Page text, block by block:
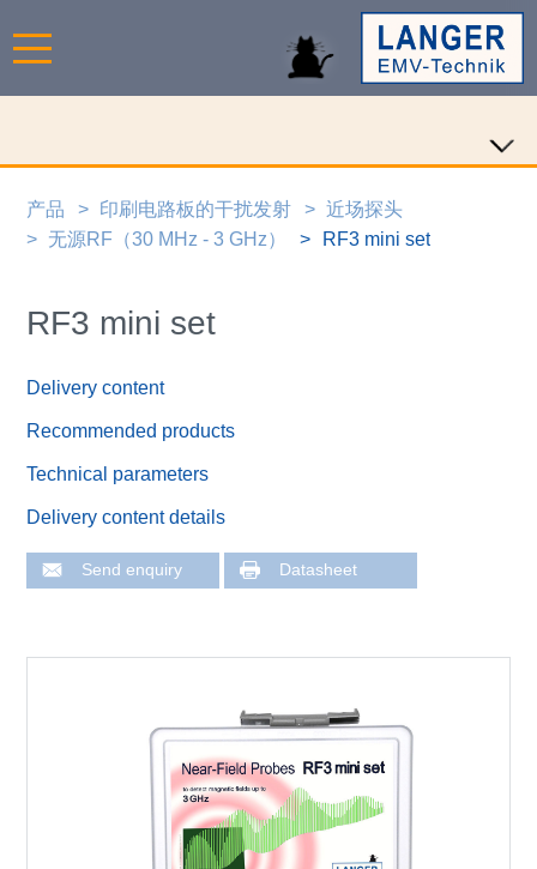
产品 印刷电路板的干扰发射
近场探头
无源RF（30 MHz - 3 GHz）
RF3 mini set
RF3 mini set
Delivery content
Recommended products
Technical parameters
Delivery content details
Send enquiry Datasheet